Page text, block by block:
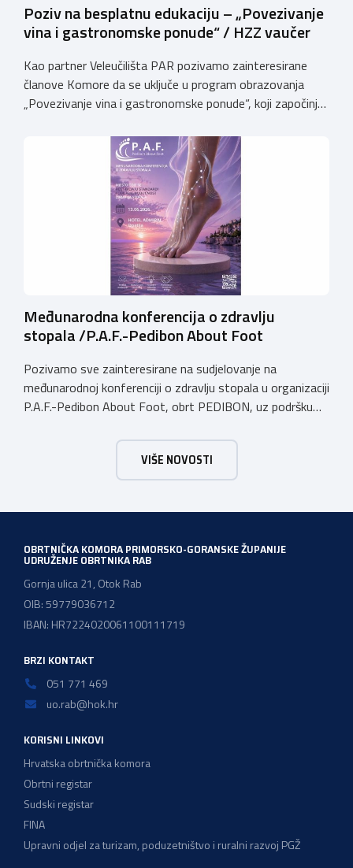
Poziv na besplatnu edukaciju – „Povezivanje
vina i gastronomske ponude“ / HZZ vaučer
Kao partner Veleučilišta PAR pozivamo zainteresirane
članove Komore da se uključe u program obrazovanja
„Povezivanje vina i gastronomske ponude“, koji započinje
PAR.Voditelj programa je dr. sc. Slobodan Ivanović,
profesor emeritus. Posebno ističemo kako je program za
sve polaznike potpuno besplatan, budući da se financira
Međunarodna konferencija o zdravlju
stopala /P.A.F.-Pedibon About Foot
Pozivamo sve zainteresirane na sudjelovanje na
međunarodnoj konferenciji o zdravlju stopala u organizaciji
P.A.F.-Pedibon About Foot, obrt PEDIBON, uz podršku
Udruženja obrtnika Viškovo Kastav Klana Jelenje.
Konferencija će se održati u subotu, dana 13. lipnja
2026.godine u hotelu Admiral u Opatiji u terminu od 09:00
VIŠE NOVOSTI
OBRTNIČKA KOMORA PRIMORSKO-GORANSKE ŽUPANIJE
UDRUŽENJE OBRTNIKA RAB
Gornja ulica 21, Otok Rab
OIB: 59779036712
IBAN: HR7224020061100111719
BRZI KONTAKT
051 771 469
uo.rab@hok.hr
KORISNI LINKOVI
Hrvatska obrtnička komora
Obrtni registar
Sudski registar
FINA
Upravni odjel za turizam, poduzetništvo i ruralni razvoj PGŽ